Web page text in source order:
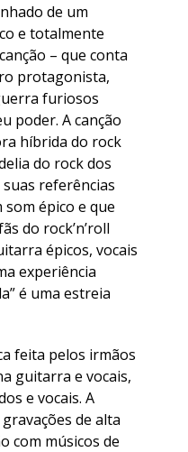
de um
e totalmente
– que conta
protagonista,
furiosos
poder. A canção
híbrida do rock
do rock dos
referências
épico e que
do rock’n’roll
épicos, vocais
experiência
é uma estreia
feita pelos irmãos
guitarra e vocais,
e vocais. A
de alta
com músicos de